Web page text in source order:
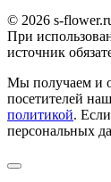
© 2026 s-
При
источник
Мы получаем и
посетителей
политикой.
персональных